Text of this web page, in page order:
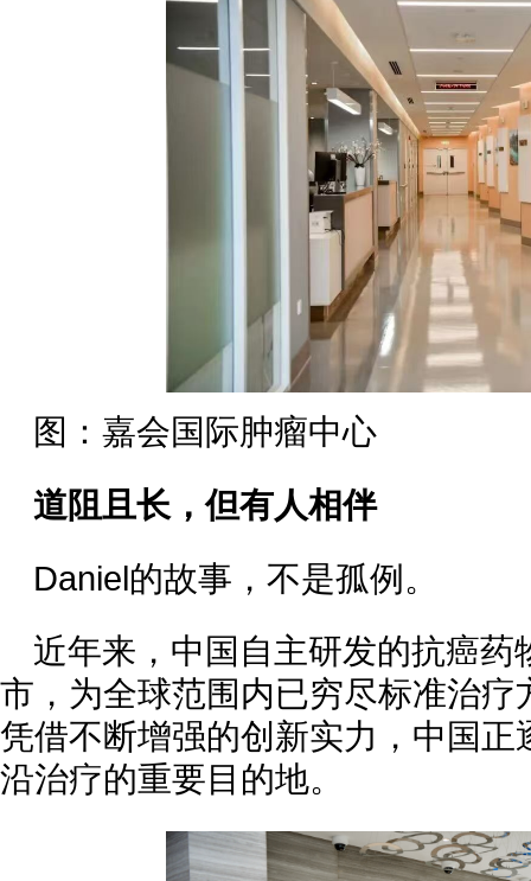
图：嘉会国际肿瘤中心
道阻且长，但有人相伴
Daniel的故事，不是孤例。
近年来，中国自主研发的抗癌
市，为全球范围内已穷尽标准治
凭借不断增强的创新实力，中国
沿治疗的重要目的地。